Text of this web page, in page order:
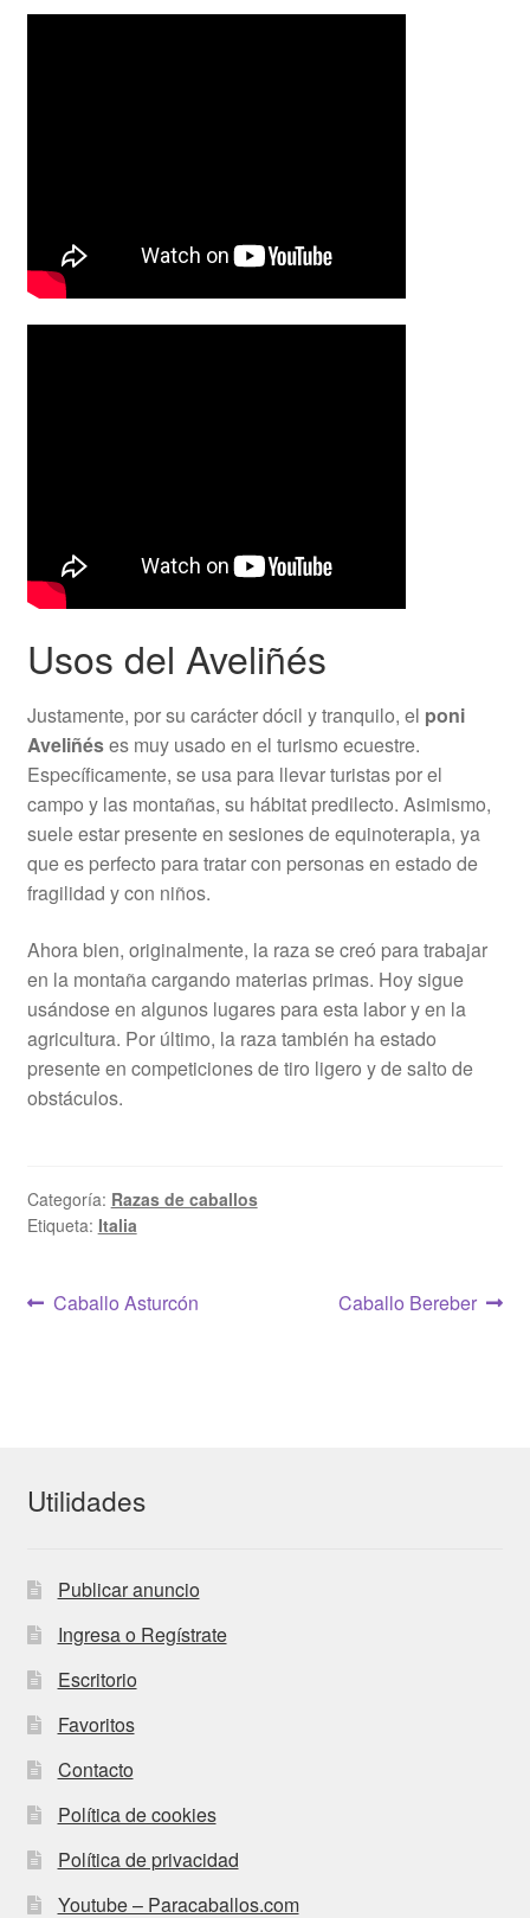
Usos del Aveliñés
Justamente, por su carácter dócil y tranquilo, el poni
Aveliñéses muy usado en el turismo ecuestre.
Específicamente, se usa para llevar turistas por el
campo y las montañas, su hábitat predilecto. Asimismo,
suele estar presente en sesiones de equinoterapia, ya
que es perfecto para tratar con personas en estado de
fragilidad y con niños.
Ahora bien, originalmente, la raza se creó para trabajar
en la montaña cargando materias primas. Hoy sigue
usándose en algunos lugares para esta labor y en la
agricultura. Por último, la raza también ha estado
presente en competiciones de tiro ligero y de salto de
obstáculos.
Categoría: Razas de caballos
Etiqueta: Italia
Navegación
Anterior:
Caballo Asturcón Siguiente:
Caballo Bereber
Utilidades
Publicar anuncio
Ingresa o Regístrate
Escritorio
Favoritos
Contacto
Política de cookies
Política de privacidad
Youtube – Paracaballos.com